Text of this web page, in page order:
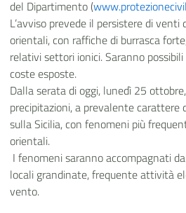
del Dipartimento (
L’avviso prevede il persistere di
orientali, con raffiche di burrasca
relativi settori ionici. Saranno
coste esposte.
Dalla serata di oggi, lunedì 25
precipitazioni, a prevalente carattere
sulla Sicilia, con fenomeni più
orientali.
I fenomeni saranno accompagnati
locali grandinate, frequente attività
vento.